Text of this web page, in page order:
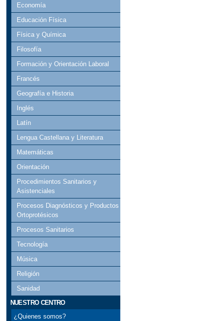
Economía
Educación Física
Física y Química
Filosofía
Formación y Orientación Laboral
Francés
Geografía e Historia
Inglés
Latín
Lengua Castellana y Literatura
Matemáticas
Orientación
Procedimientos Sanitarios y
Asistenciales
Procesos Diagnósticos y Productos
Ortoprotésicos
Procesos Sanitarios
Tecnología
Música
Religión
Sanidad
NUESTRO CENTRO
¿Quienes somos?